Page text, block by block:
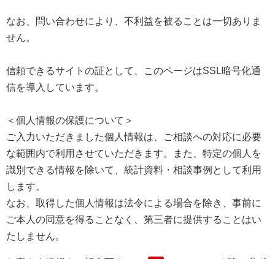
なお、問い合わせにより、不利益を被ることは一切ありま
せん。
信頼できるサイトの証として、このページはSSL暗号化通
信を導入しています。
＜個人情報の保護について＞
ご入力いただきました個人情報は、ご相談への対応に必要
な範囲内で利用させていただきます。また、特定の個人を
識別できる情報を除いて、統計資料・相談事例として利用
します。
なお、取得した個人情報は法令による場合を除き、事前に
ご本人の同意を得ることなく、第三者に提供することはい
たしません。